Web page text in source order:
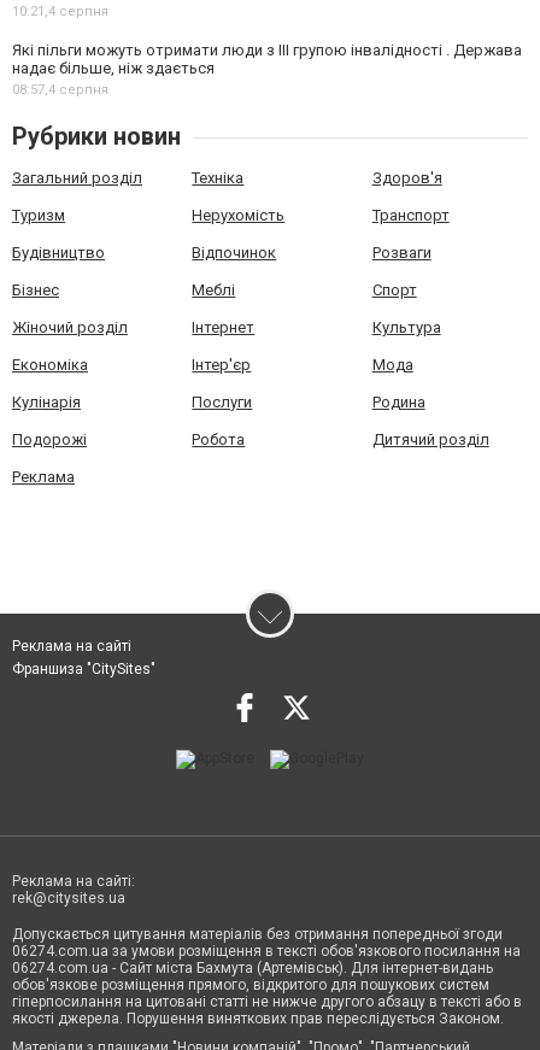
10:21, 4 серпня
Які пільги можуть отримати люди з III групою інвалідності . Держава
надає більше, ніж здається
08:57, 4 серпня
Рубрики новин
Загальний розділ Техніка Здоров'я
Туризм Нерухомість Транспорт
Будівництво Відпочинок Розваги
Бізнес Меблі Спорт
Жіночий розділ Інтернет Культура
Економіка Інтер'єр Мода
Кулінарія Послуги Родина
Подорожі Робота Дитячий розділ
Реклама
Реклама на сайті
Франшиза "CitySites"
Реклама на сайті:
rek@citysites.ua
Допускається цитування матеріалів без отримання попередньої згоди
06274.com.ua за умови розміщення в тексті обов'язкового посилання на
06274.com.ua - Сайт міста Бахмута (Артемівськ). Для інтернет-видань
обов'язкове розміщення прямого, відкритого для пошукових систем
гіперпосилання на цитовані статті не нижче другого абзацу в тексті або в
якості джерела. Порушення виняткових прав переслідується Законом.